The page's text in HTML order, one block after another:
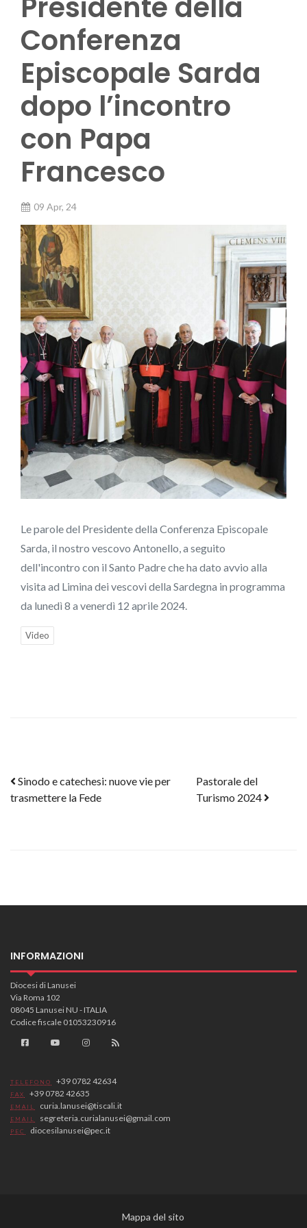
Presidente della
Conferenza
Episcopale Sarda
dopo l’incontro
con Papa
Francesco
09 Apr, 24
Le parole del Presidente della Conferenza Episcopale
Sarda, il nostro vescovo Antonello, a seguito
dell'incontro con il Santo Padre che ha dato avvio alla
visita ad Limina dei vescovi della Sardegna in programma
da lunedì 8 a venerdì 12 aprile 2024.
Video
Post navigation
Sinodo e catechesi: nuove vie per
trasmettere la Fede
Pastorale del
Turismo 2024
INFORMAZIONI
Diocesi di Lanusei
Via Roma 102
08045 Lanusei NU - ITALIA
Codice fiscale 01053230916
TELEFONO +39 0782 42634
FAX +39 0782 42635
EMAIL curia.lanusei@tiscali.it
EMAIL segreteria.curialanusei@gmail.com
PEC diocesilanusei@pec.it
Mappa del sito